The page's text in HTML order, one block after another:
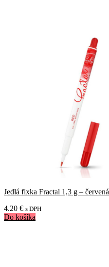
Jedlá fixka Fractal 1,3 g – červená
4.20 € s DPH
Do košíka